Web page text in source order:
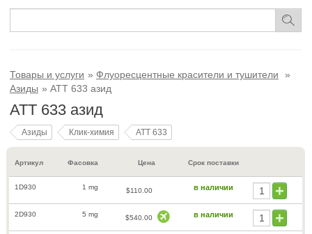
Товары и услуги
Флуоресцентные красители и тушители
Азиды
ATT 633 азид
ATT 633 азид
Азиды Клик-химия ATT 633
Артикул Фасовка Цена Срок поставки
1D930 1 mg $110.00 в наличии
2D930 5 mg $540.00 в наличии